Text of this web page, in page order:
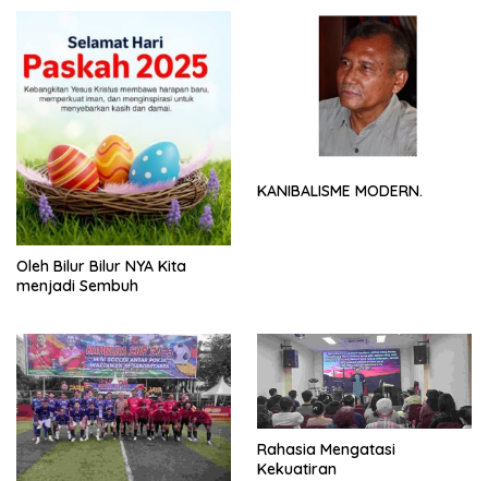
Oleh Bilur Bilur NYA Kita
menjadi Sembuh
KANIBALISME MODERN.
Rahasia Mengatasi
Kekuatiran